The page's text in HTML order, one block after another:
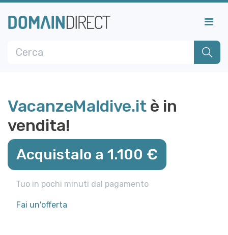
VacanzeMaldive.it è in
vendita!
Acquistalo a 1.100 €
Tuo in pochi minuti dal pagamento
Fai un'offerta